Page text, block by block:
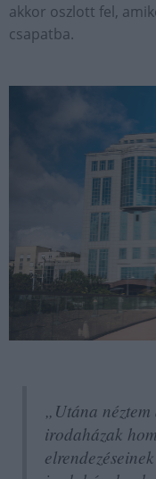
akkor oszlott fel,
csapatba.
„Utána
irodaházak